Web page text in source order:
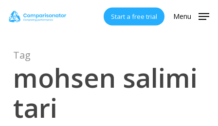
Start a free trial Menu
Tag
mohsen salimi
tari